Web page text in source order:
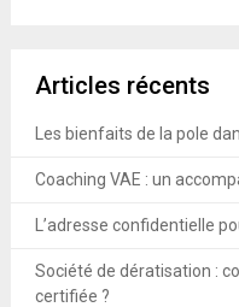
Articles récents
Les bienfaits de la pole
Coaching VAE : un
L’adresse confidentielle
Société de dératisation :
certifiée ?